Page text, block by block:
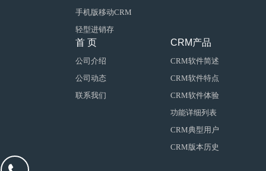
手机版移动CRM
轻型进销存
CRM产品
CRM软件简述
CRM软件特点
CRM软件体验
功能详细列表
CRM典型用户
CRM版本历史
首 页
公司介绍
公司动态
联系我们